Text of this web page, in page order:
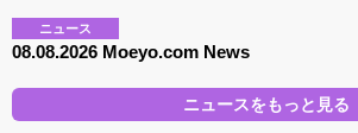
ニュース
08.08.2026 Moeyo.com News
ニュースをもっと見る